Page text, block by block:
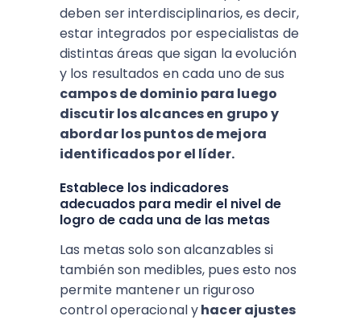
deben ser interdisciplinarios, es decir,
estar integrados por especialistas de
distintas áreas que sigan la evolución
y los resultados en cada uno de sus
campos de dominio para luego
discutir los alcances en grupo y
abordar los puntos de mejora
identificados por el líder.
Establece los indicadores
adecuados para medir el nivel de
logro de cada una de las metas
Las metas solo son alcanzables si
también son medibles, pues esto nos
permite mantener un riguroso
control operacional yhacer ajustes